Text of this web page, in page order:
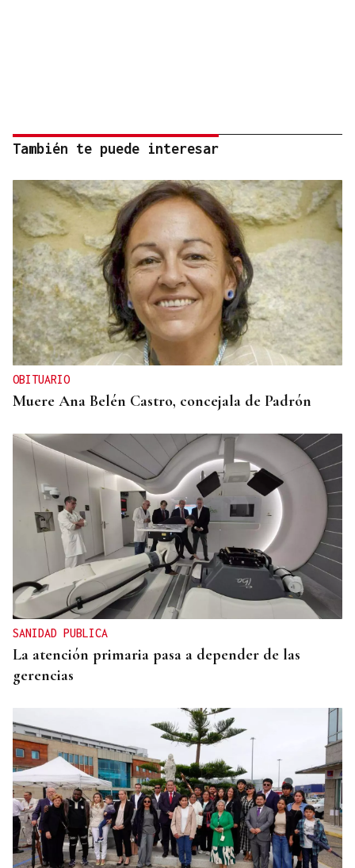
También te puede interesar
OBITUARIO
Muere Ana Belén Castro, concejala de Padrón
SANIDAD PUBLICA
La atención primaria pasa a depender de las
gerencias